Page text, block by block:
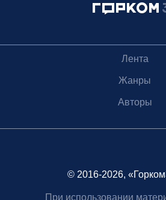
Лента
Жанры
Авторы
© 2016-2026,
При использовании